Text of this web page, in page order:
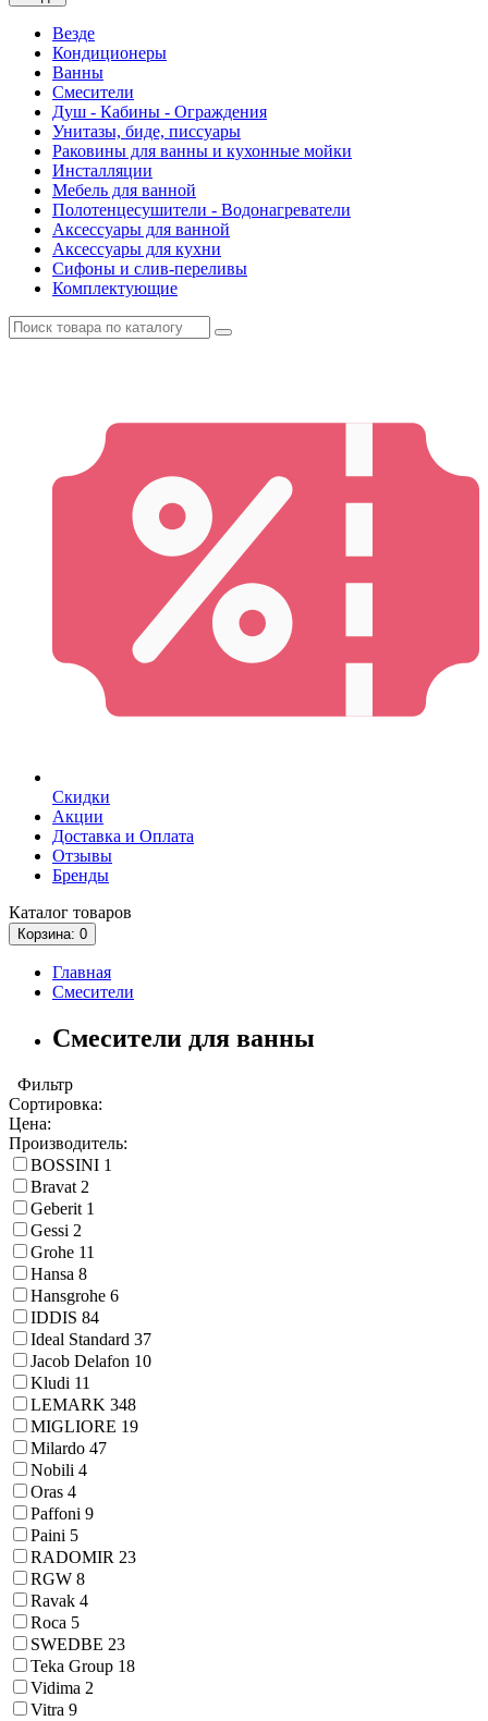
Везде
Кондиционеры
Ванны
Смесители
Душ - Кабины - Ограждения
Унитазы, биде, писсуары
Раковины для ванны и кухонные мойки
Инсталляции
Мебель для ванной
Полотенцесушители - Водонагреватели
Аксессуары для ванной
Аксессуары для кухни
Сифоны и слив-переливы
Комплектующие
Скидки
Акции
Доставка и Оплата
Отзывы
Бренды
Каталог товаров
Корзина: 0
Главная
Смесители
Смесители для ванны
Фильтр
Сортировка:
Цена:
Производитель:
BOSSINI 1
Bravat 2
Geberit 1
Gessi 2
Grohe 11
Hansa 8
Hansgrohe 6
IDDIS 84
Ideal Standard 37
Jacob Delafon 10
Kludi 11
LEMARK 348
MIGLIORE 19
Milardo 47
Nobili 4
Oras 4
Paffoni 9
Paini 5
RADOMIR 23
RGW 8
Ravak 4
Roca 5
SWEDBE 23
Teka Group 18
Vidima 2
Vitra 9